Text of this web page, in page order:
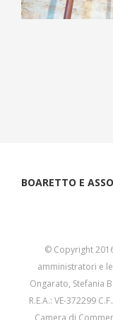
BOARETTO E
© Copyright
amministratori e
Ongarato, Stefania
R.E.A.: VE-372299
Camera di